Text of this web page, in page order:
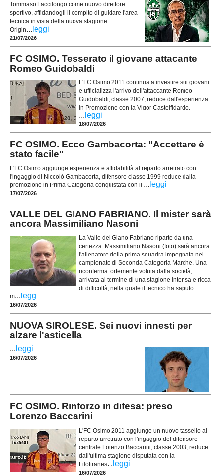
Tommaso Faccilongo come nuovo direttore
sportivo, affidandogli il compito di guidare l'area
tecnica in vista della nuova stagione.
Origin... leggi
21/07/2026
FC OSIMO. Tesserato il giovane attacante
Romeo Guidobaldi
L'FC Osimo 2011 continua a investire sui giovani
e ufficializza l'arrivo dell'attaccante Romeo
Guidobaldi, classe 2007, reduce dall'esperienza
in Promozione con la Vigor Castelfidardo.
... leggi
18/07/2026
FC OSIMO. Ecco Gambacorta: "Accettare è
stato facile"
L'FC Osimo aggiunge esperienza e affidabilità al reparto arretrato con
l'ingaggio di Niccolò Gambacorta, difensore classe 1999 reduce dalla
promozione in Prima Categoria conquistata con il ... leggi
17/07/2026
VALLE DEL GIANO FABRIANO. Il mister sarà
ancora Massimiliano Nasoni
La Valle del Giano Fabriano riparte da una
certezza: Massimiliano Nasoni (foto) sarà ancora
l'allenatore della prima squadra impegnata nel
campionato di Seconda Categoria Marche. Una
riconferma fortemente voluta dalla società,
arrivata al termine di una stagione intensa e ricca
di difficoltà, nella quale il tecnico ha saputo
m... leggi
16/07/2026
NUOVA SIROLESE. Sei nuovi innesti per
alzare l'asticella
... leggi
16/07/2026
FC OSIMO. Rinforzo in difesa: preso
Lorenzo Baccarini
L'FC Osimo 2011 aggiunge un nuovo tassello al
reparto arretrato con l'ingaggio del difensore
centrale Lorenzo Baccarini, classe 2003, reduce
dall'ultima stagione disputata con la
Filottranes... leggi
16/07/2026